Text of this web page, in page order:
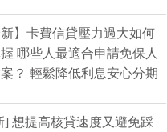
新】卡費信貸壓力過大如何
哪些人最適合申請免保人
？ 輕鬆降低利息安心分期
] 想提高核貸速度又避免踩